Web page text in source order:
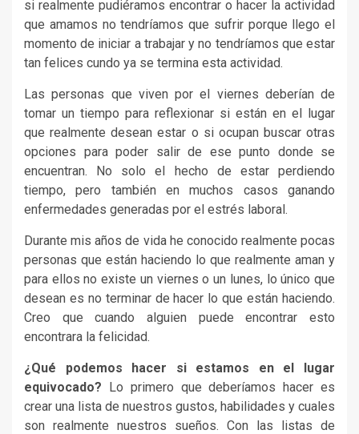
si realmente pudiéramos encontrar o hacer la actividad
que amamos no tendríamos que sufrir porque llego el
momento de iniciar a trabajar y no tendríamos que estar
tan felices cundo ya se termina esta actividad.
Las personas que viven por el viernes deberían de
tomar un tiempo para reflexionar si están en el lugar
que realmente desean estar o si ocupan buscar otras
opciones para poder salir de ese punto donde se
encuentran. No solo el hecho de estar perdiendo
tiempo, pero también en muchos casos ganando
enfermedades generadas por el estrés laboral.
Durante mis años de vida he conocido realmente pocas
personas que están haciendo lo que realmente aman y
para ellos no existe un viernes o un lunes, lo único que
desean es no terminar de hacer lo que están haciendo.
Creo que cuando alguien puede encontrar esto
encontrara la felicidad.
¿Qué podemos hacer si estamos en el lugar
equivocado? Lo primero que deberíamos hacer es
crear una lista de nuestros gustos, habilidades y cuales
son realmente nuestros sueños. Con las listas de